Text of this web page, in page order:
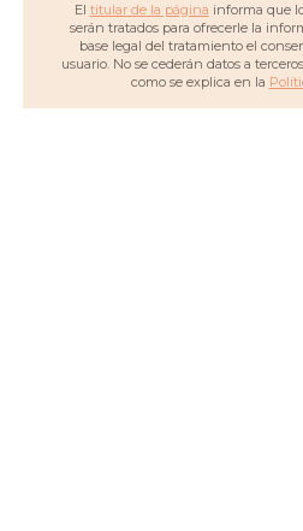
El titular de la página informa que
serán tratados para ofrecerle la
base legal del tratamiento el
usuario. No se cederán datos a
como se explica en la